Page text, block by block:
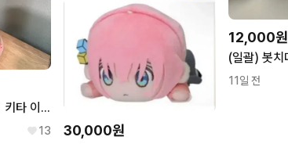
봇치더록 이치방쿠지 키타 이쿠요 D상 판매
13 30,000원
12,000원
11일 전